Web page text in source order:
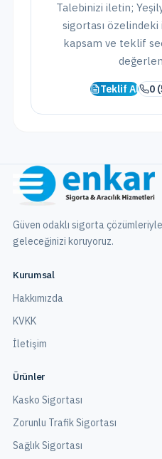
Talebinizi iletin;
sigortası özelindeki
kapsam ve teklif
Teklif Al 0
Güven odaklı sigorta
geleceğinizi koruyoruz.
Kurumsal
Hakkımızda
KVKK
İletişim
Ürünler
Kasko Sigortası
Zorunlu Trafik Sigortası
Sağlık Sigortası